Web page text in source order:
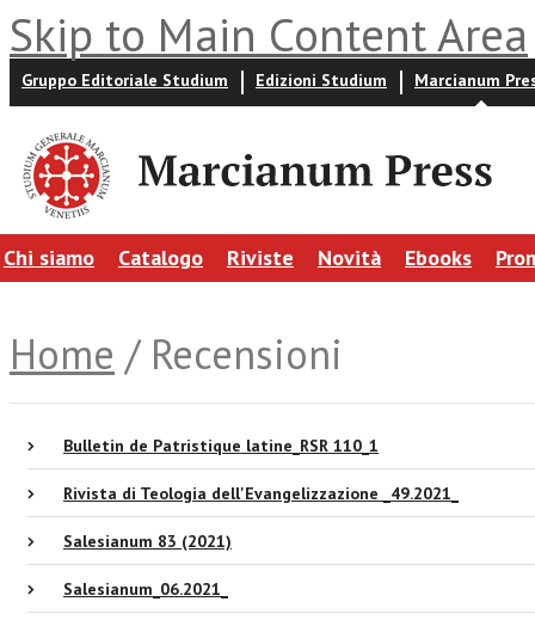
Skip to Main Content Area
Gruppo Editoriale Studium Edizioni Studium Marcianum
Chi siamo Catalogo Riviste Novità Ebooks
Home / Recensioni
Bulletin de Patristique latine_RSR 110_1
Rivista di Teologia dell'Evangelizzazione _49.2021_
Salesianum 83 (2021)
Salesianum_06.2021_